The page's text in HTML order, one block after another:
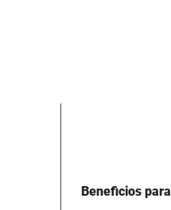
Beneficios